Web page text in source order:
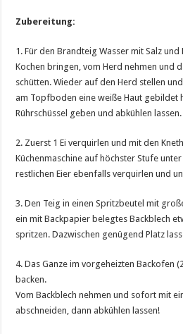
Zubereitung:
1. Für den Brandteig Wasser mit Salz
Kochen bringen, vom Herd nehmen und
schütten. Wieder auf den Herd stellen
am Topfboden eine weiße Haut gebildet
Rührschüssel geben und abkühlen
2. Zuerst 1 Ei verquirlen und mit den
Küchenmaschine auf höchster Stufe
restlichen Eier ebenfalls verquirlen und
3. Den Teig in einen Spritzbeutel mit
ein mit Backpapier belegtes Backblech
spritzen. Dazwischen genügend Platz
4. Das Ganze im vorgeheizten Backofen
backen.
Vom Backblech nehmen und sofort mit
abschneiden, dann abkühlen lassen!